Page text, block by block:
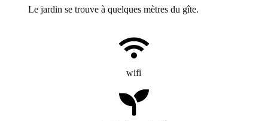
Le jardin se trouve à quelques mètres du gîte.
wifi